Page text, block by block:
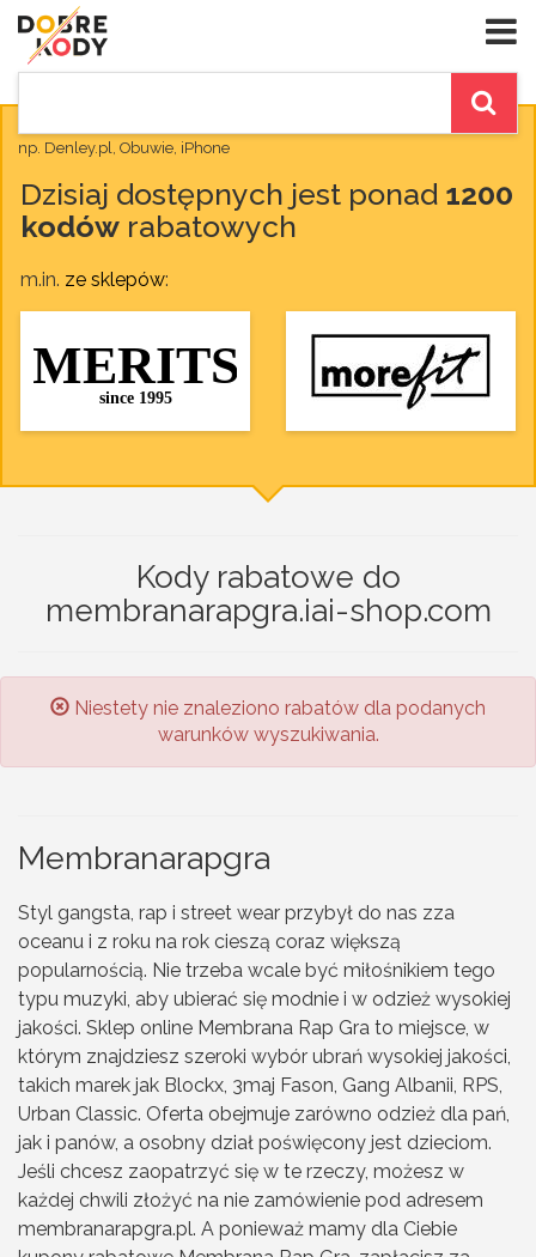
np. Denley.pl, Obuwie, iPhone
Dzisiaj dostępnych jest ponad 1200
kodów rabatowych
m.in. ze sklepów:
Kody rabatowe do
membranarapgra.iai-shop.com
Niestety nie znaleziono rabatów dla podanych
warunków wyszukiwania.
Membranarapgra
Styl gangsta, rap i street wear przybył do nas zza
oceanu i z roku na rok cieszą coraz większą
popularnością. Nie trzeba wcale być miłośnikiem tego
typu muzyki, aby ubierać się modnie i w odzież wysokiej
jakości. Sklep online Membrana Rap Gra to miejsce, w
którym znajdziesz szeroki wybór ubrań wysokiej jakości,
takich marek jak Blockx, 3maj Fason, Gang Albanii, RPS,
Urban Classic. Oferta obejmuje zarówno odzież dla pań,
jak i panów, a osobny dział poświęcony jest dzieciom.
Jeśli chcesz zaopatrzyć się w te rzeczy, możesz w
każdej chwili złożyć na nie zamówienie pod adresem
membranarapgra.pl. A ponieważ mamy dla Ciebie